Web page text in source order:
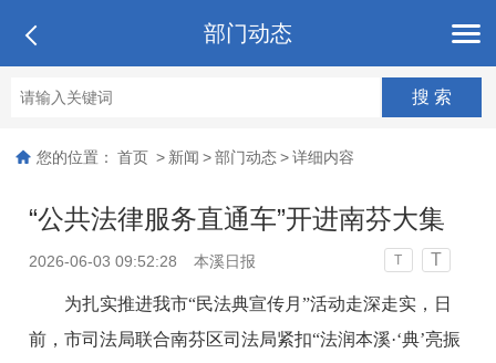
部门动态
您的位置： 首页 > 新闻 > 部门动态 > 详细内容
“公共法律服务直通车”开进南芬大集
2026-06-03 09:52:28 本溪日报 T T
为扎实推进我市“民法典宣传月”活动走深走实，日
前，市司法局联合南芬区司法局紧扣“法润本溪·‘典’亮振